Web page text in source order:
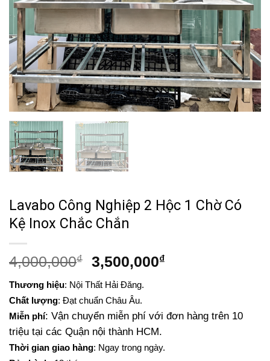
Lavabo Công Nghiệp 2 Hộc 1 Chờ Có
Kệ Inox Chắc Chắn
4,000,000₫
Giá
là:
4,000,000₫.
3,500,000₫Giá
3,500,000₫.
Thương hiệu: Nội Thất Hải Đăng.
Chất lượng: Đạt chuẩn Châu Âu.
Miễn phí: Vận chuyển miễn phí với đơn hàng trên 10
triệu tại các Quận nội thành HCM.
Thời gian giao hàng: Ngay trong ngày.